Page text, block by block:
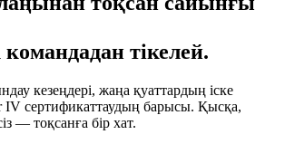
тікелей.
кезеңдері, жаңа қуаттардың іске
сертификаттаудың барысы. Қысқа,
— тоқсанға бір хат.